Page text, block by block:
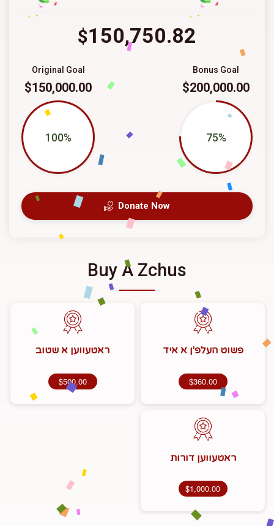
$150,750.82
Bonus Goal
$200,000.00
75%
Original Goal
$150,000.00
100%
Donate Now
Buy A Zchus
פשוט העלפ'ן א איד
$360.00
ראטעווען א שטוב
$500.00
ראטעווען דורות
$1,000.00